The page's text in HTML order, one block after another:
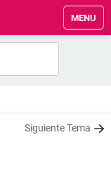
MENU
Siguiente Tema